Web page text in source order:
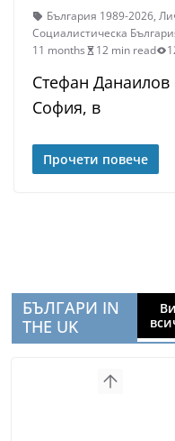
България 1989-2026,
Социалистическа
11 months
12 min read
Стефан Данаилов
София, в
Прочети повече
БЪЛГАРИ IN
THE UK